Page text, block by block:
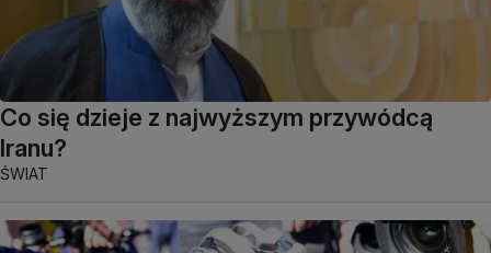
Co się dzieje z najwyższym przywódcą
Iranu?
ŚWIAT